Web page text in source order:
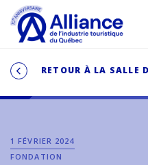
RETOUR À LA SALLE
1 FÉVRIER 2024
FONDATION